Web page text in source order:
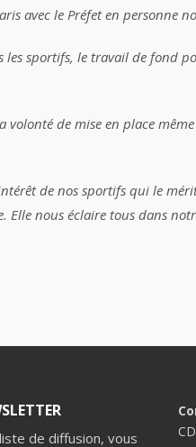
avec le Préfet en personne
sportifs, le travail de fond
de mise en place
de nos sportifs qui le
nous éclaire tous dans
de diffusion, vous